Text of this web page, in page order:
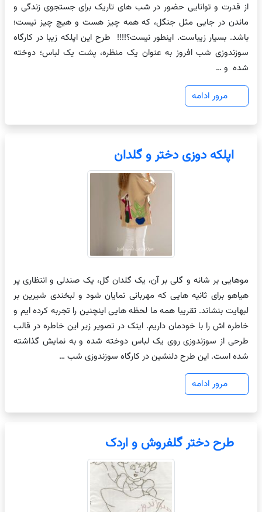
از قدرت و توانایی حضور در شب های تاریک برای جستجوی زندگی و
ماندن در جایی مثل جنگل، که همه چیز هست و هیچ چیز نیست؛
باشد. بسیار زیباست. اینطور نیست؟!!!! طرح این اپلکه زیبا در کارگاه
سوزندوزی شب افروز به عنوان یک منظره، پشت یک لباس؛ دوخته
شده و …
مرور ادامه
اپلکه دوزی دختر و گلدان
موهایی بر شانه و گلی بر آن، یک گلدان گل، یک صندلی و انتظاری پر
هیاهو برای ثانیه هایی که مهربانی نمایان شود و لبخندی شیرین بر
لبهایت بنشاند. تقریبا همه ما لحظه هایی اینچنین را تجربه کرده ایم و
خاطره اش را با خودمان داریم. اینک در تصویر زیر این خاطره در قالب
طرحی از سوزندوزی روی یک لباس دوخته شده و به نمایش گذاشته
شده است. این طرح دلنشین در کارگاه سوزندوزی شب …
مرور ادامه
طرح دختر گلفروش و اردک